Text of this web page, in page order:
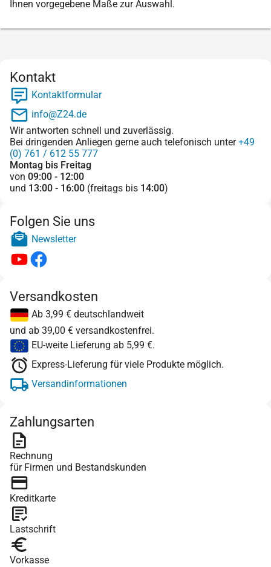
Ihnen vorgegebene Maße zur Auswahl.
Kontakt
Kontaktformular
info@Z24.de
Wir antworten schnell und zuverlässig.
Bei dringenden Anliegen gerne auch telefonisch unter+49
(0) 761 / 612 55 777
Montag bis Freitag
von 09:00 - 12:00
und 13:00 - 16:00 (freitags bis 14:00)
Folgen Sie uns
Newsletter
Versandkosten
Ab 3,99 € deutschlandweit
und ab 39,00 € versandkostenfrei.
EU-weite Lieferung ab 5,99 €.
Express-Lieferung für viele Produkte möglich.
Versandinformationen
Zahlungsarten
Rechnung
für Firmen und Bestandskunden
Kreditkarte
Lastschrift
Vorkasse